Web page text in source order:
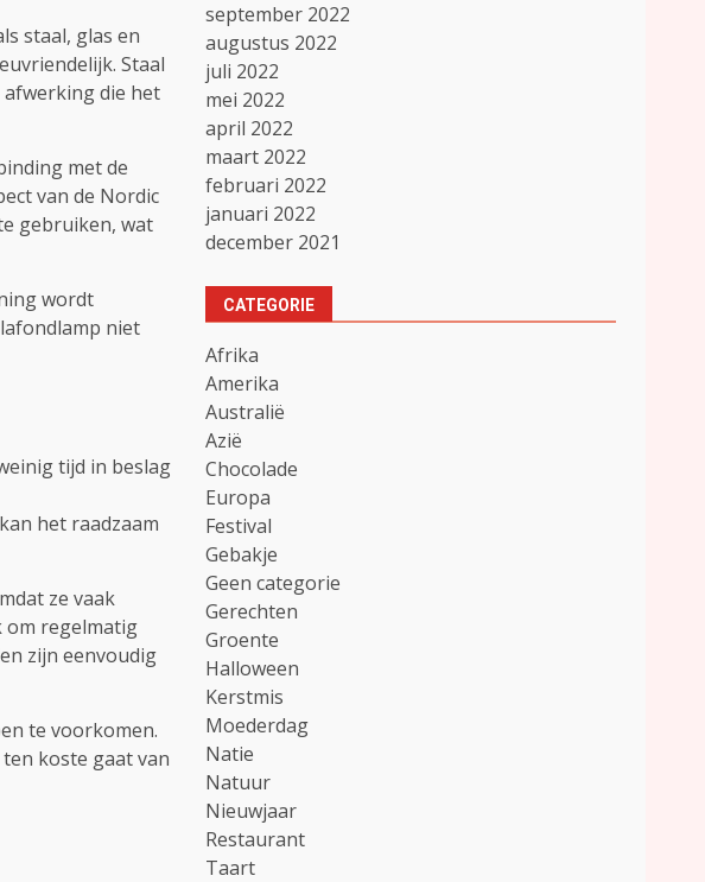
staal, glas en
Staal
die het
met de
van de Nordic
gebruiken, wat
wordt
niet
tijd in beslag
het raadzaam
ze vaak
om regelmatig
zijn eenvoudig
te voorkomen.
koste gaat van
september 2022
augustus 2022
juli 2022
mei 2022
april 2022
maart 2022
februari 2022
januari 2022
december 2021
CATEGORIE
Afrika
Amerika
Australië
Azië
Chocolade
Europa
Festival
Gebakje
Geen categorie
Gerechten
Groente
Halloween
Kerstmis
Moederdag
Natie
Natuur
Nieuwjaar
Restaurant
Taart